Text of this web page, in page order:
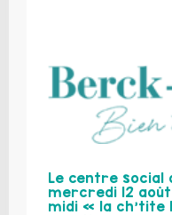
Le centre social
mercredi 12 août
midi « la ch’tite